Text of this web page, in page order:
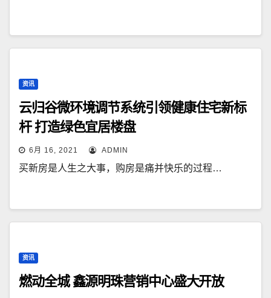
资讯
云归谷微环境调节系统引领健康住宅新标
杆 打造绿色宜居楼盘
6月 16, 2021 ADMIN
买新房是人生之大事，购房是痛并快乐的过程…
资讯
燃动全城 鑫源明珠营销中心盛大开放